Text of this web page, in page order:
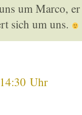
um Marco,
sich um uns.
Uhr